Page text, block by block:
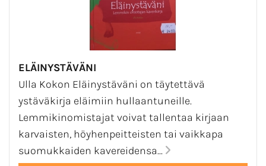
ELÄINYSTÄVÄNI
Ulla Kokon Eläinystäväni on täytettävä
ystäväkirja eläimiin hullaantuneille.
Lemmikinomistajat voivat tallentaa kirjaan
karvaisten, höyhenpeitteisten tai vaikkapa
suomukkaiden kavereidensa...